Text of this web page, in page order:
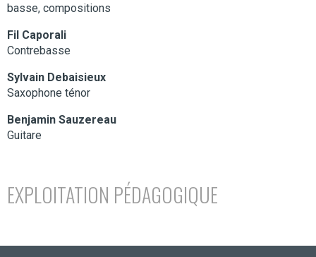
basse, compositions
Fil Caporali
Contrebasse
Sylvain Debaisieux
Saxophone ténor
Benjamin Sauzereau
Guitare
EXPLOITATION PÉDAGOGIQUE